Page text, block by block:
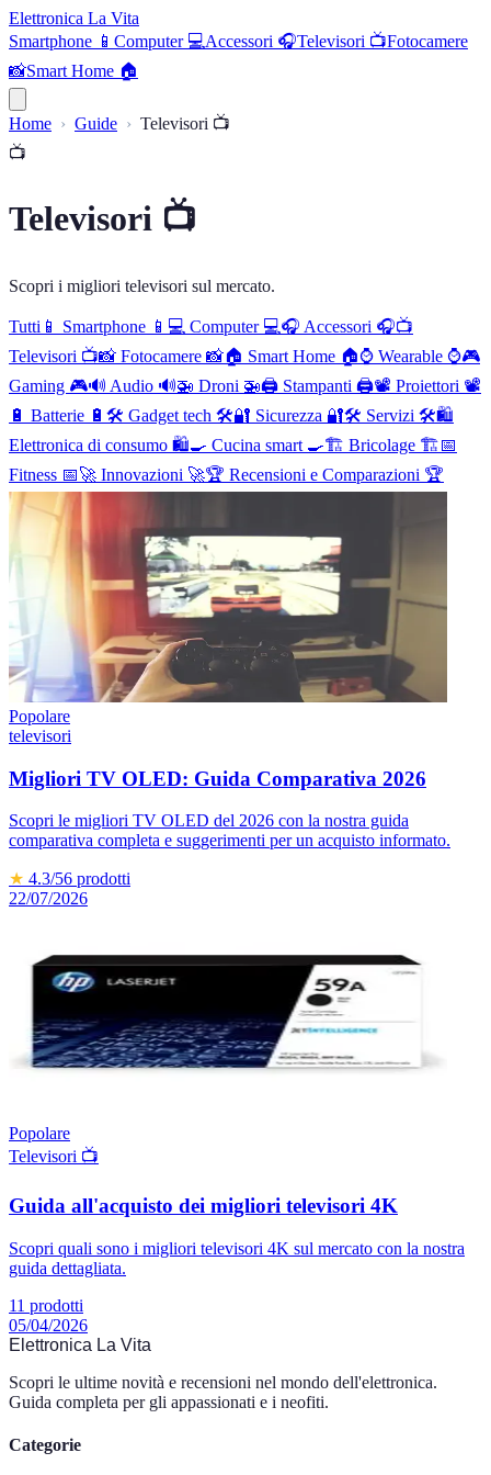
Elettronica La Vita
Smartphone 📱 Computer 💻Accessori 🎧Televisori 📺Fotocamere
📸Smart Home 🏠
Home Guide
Televisori 📺
📺
Televisori 📺
Scopri i migliori televisori sul mercato.
Tutti 📱 Smartphone 📱 💻 Computer 💻🎧 Accessori 🎧📺
Televisori 📺📸 Fotocamere 📸🏠 Smart Home 🏠⌚ Wearable ⌚🎮
Gaming 🎮🔊 Audio 🔊🚁 Droni 🚁🖨️ Stampanti 🖨️📽️ Proiettori 📽️
🔋 Batterie 🔋 🛠️ Gadget tech 🛠️🔐 Sicurezza 🔐🛠️ Servizi 🛠️🛍️
Elettronica di consumo 🛍️🍳 Cucina smart 🍳🏗️ Bricolage 🏗️📅
Fitness 📅🚀 Innovazioni 🚀🏆 Recensioni e Comparazioni 🏆
Popolare
televisori
Migliori TV OLED: Guida Comparativa 2026
Scopri le migliori TV OLED del 2026 con la nostra guida
comparativa completa e suggerimenti per un acquisto informato.
★ 4.3/56 prodotti
22/07/2026
Popolare
Televisori 📺
Guida all'acquisto dei migliori televisori 4K
Scopri quali sono i migliori televisori 4K sul mercato con la nostra
guida dettagliata.
11 prodotti
05/04/2026
Elettronica La Vita
Scopri le ultime novità e recensioni nel mondo dell'elettronica.
Guida completa per gli appassionati e i neofiti.
Categorie